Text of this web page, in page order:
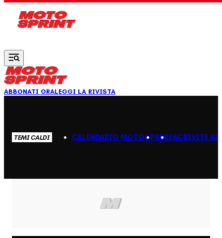
ABBONATI ORALEGGI LA RIVISTA
TEMI CALDI CALENDARIO MOTOGPSBKISCRIVITI AL